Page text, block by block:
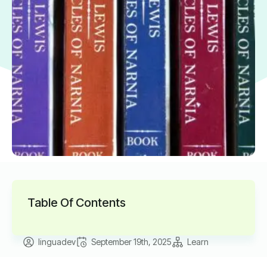
Table Of Contents
linguadev September 19th, 2025 Learn